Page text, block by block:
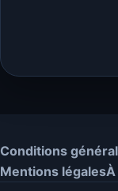
Conditions
Mentions légales